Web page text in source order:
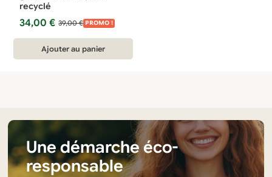
recyclé
39,00€
Le
initial
était :
34,00€
Le
actuel
est :
PROMO !
Ajouter au panier
Une démarche éco-
responsable